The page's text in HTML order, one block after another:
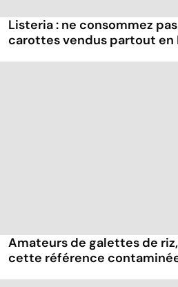
Listeria : ne consommez
carottes vendus partout en
Amateurs de galettes de
cette référence